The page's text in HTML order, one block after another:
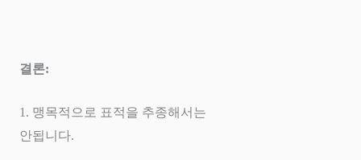
결론:
1. 맹목적으로 표적을 추종해서는
안됩니다.